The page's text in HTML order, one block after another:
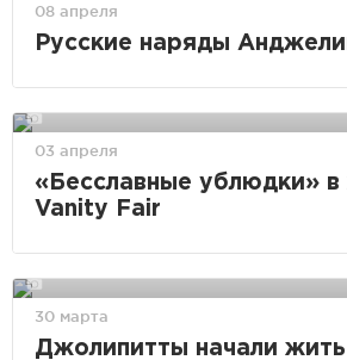
08 апреля
Русские наряды
03 апреля
«Бесславные ублюдки»
Vanity Fair
30 марта
Джолипитты начали жить